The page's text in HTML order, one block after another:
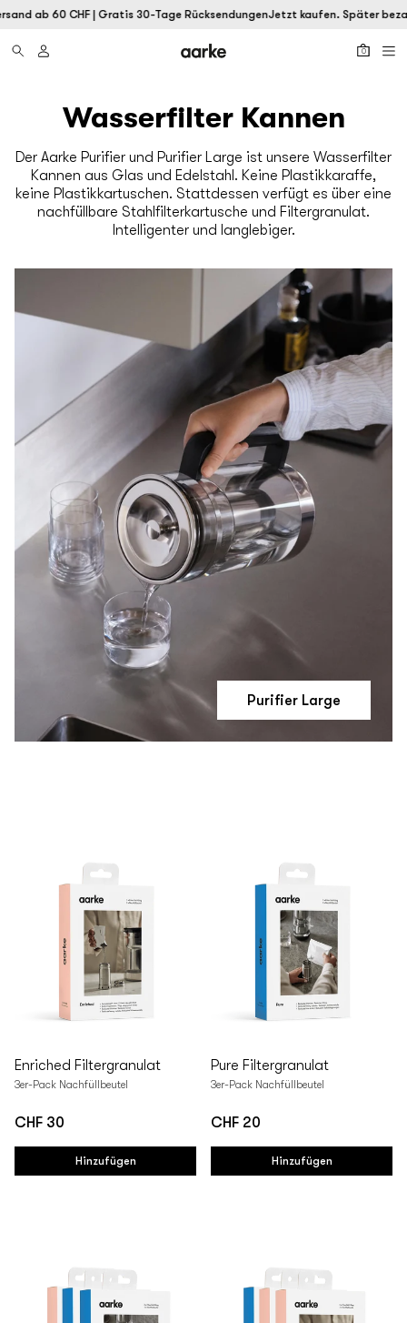
ab 60 CHF | Gratis 30-Tage RücksendungenJetzt kaufen. Später
0
Wasserfilter Kannen
Der Aarke Purifier und Purifier Large ist unsere Wasserfilter
Kannen aus Glas und Edelstahl. Keine Plastikkaraffe,
keine Plastikkartuschen. Stattdessen verfügt es über eine
nachfüllbare Stahlfilterkartusche und Filtergranulat.
Intelligenter und langlebiger.
Purifier Large
Enriched Filtergranulat
3er-Pack Nachfüllbeutel
Regulärer
Preis
CHF 30
Hinzufügen
Pure Filtergranulat
3er-Pack Nachfüllbeutel
Regulärer
Preis
CHF 20
Hinzufügen